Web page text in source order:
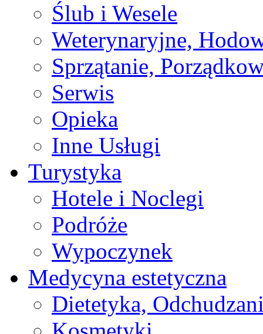
Ślub i Wesele
Weterynaryjne,
Sprzątanie,
Serwis
Opieka
Inne Usługi
Turystyka
Hotele i Noclegi
Podróże
Wypoczynek
Medycyna estetyczna
Dietetyka,